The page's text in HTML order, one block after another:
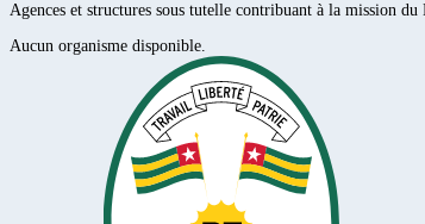
Agences et structures sous tutelle contribuant à la mission du
Aucun organisme disponible.